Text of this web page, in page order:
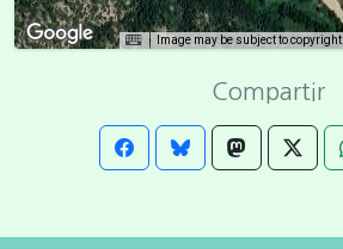
Image may be subject to copyright
Compartir